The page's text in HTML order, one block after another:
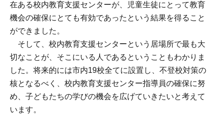
在ある校内教育支援センターが、児童生徒にとって教育
機会の確保にとても有効であったという結果を得ること
ができました。
そして、校内教育支援センターという居場所で最も大
切なことが、そこにいる人であるということもわかりま
した。将来的には市内19校全てに設置し、不登校対策の
核となるべく、校内教育支援センター指導員の確保に努
め、子どもたちの学びの機会を広げていきたいと考えて
います。